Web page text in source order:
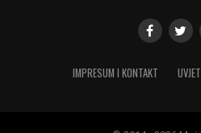
IMPRESUM I KONTAKT